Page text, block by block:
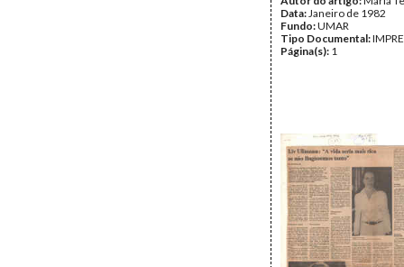
Data:Janeiro de 1982
Fundo:UMAR
Tipo Documental:
Página(s): 1